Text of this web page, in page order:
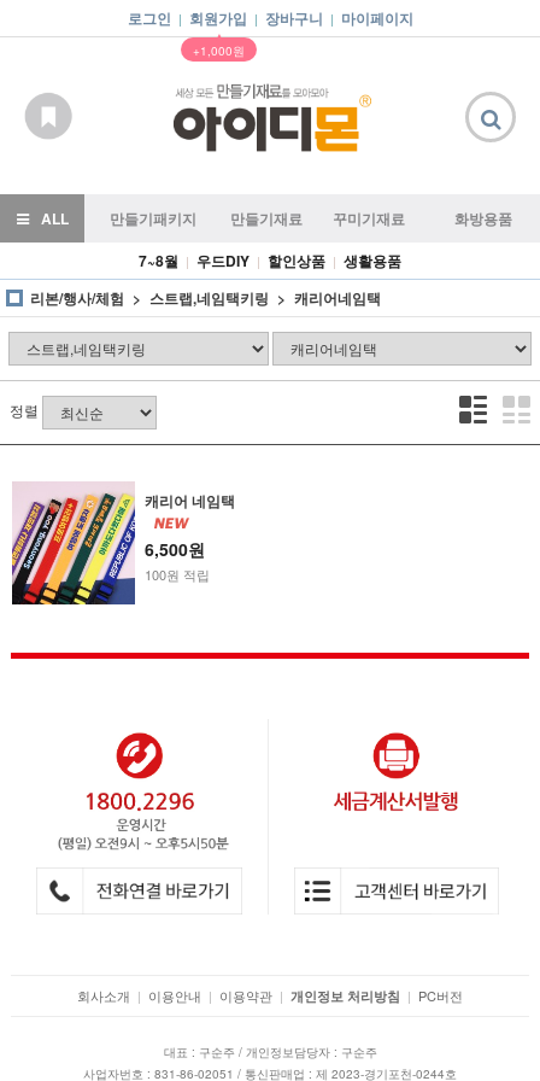
로그인 | 회원가입 |
▲
+1,000원
장바구니 | 마이페이지
ALL 만들기패키지 만들기재료 꾸미기재료
화방용품
7~8월 | 우드DIY | 할인상품 | 생활용품
리본/행사/체험
스트랩,네임택키링 캐리어네임택
정렬
캐리어 네임택
6,500원
100원 적립
회사소개 | 이용안내 | 이용약관 | 개인정보 처리방침 | PC버전
대표 : 구순주 / 개인정보담당자 : 구순주
사업자번호 : 831-86-02051 / 통신판매업 : 제 2023-경기포천-0244호